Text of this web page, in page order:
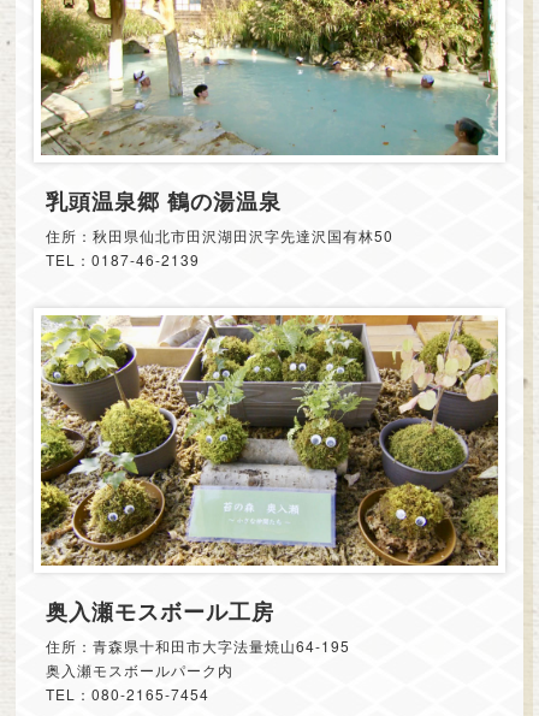
乳頭温泉郷 鶴の湯温泉
住所：秋田県仙北市田沢湖田沢字先達沢国有林50
TEL：0187-46-2139
奥入瀬モスボール工房
住所：青森県十和田市大字法量焼山64-195
奥入瀬モスボールパーク内
TEL：080-2165-7454